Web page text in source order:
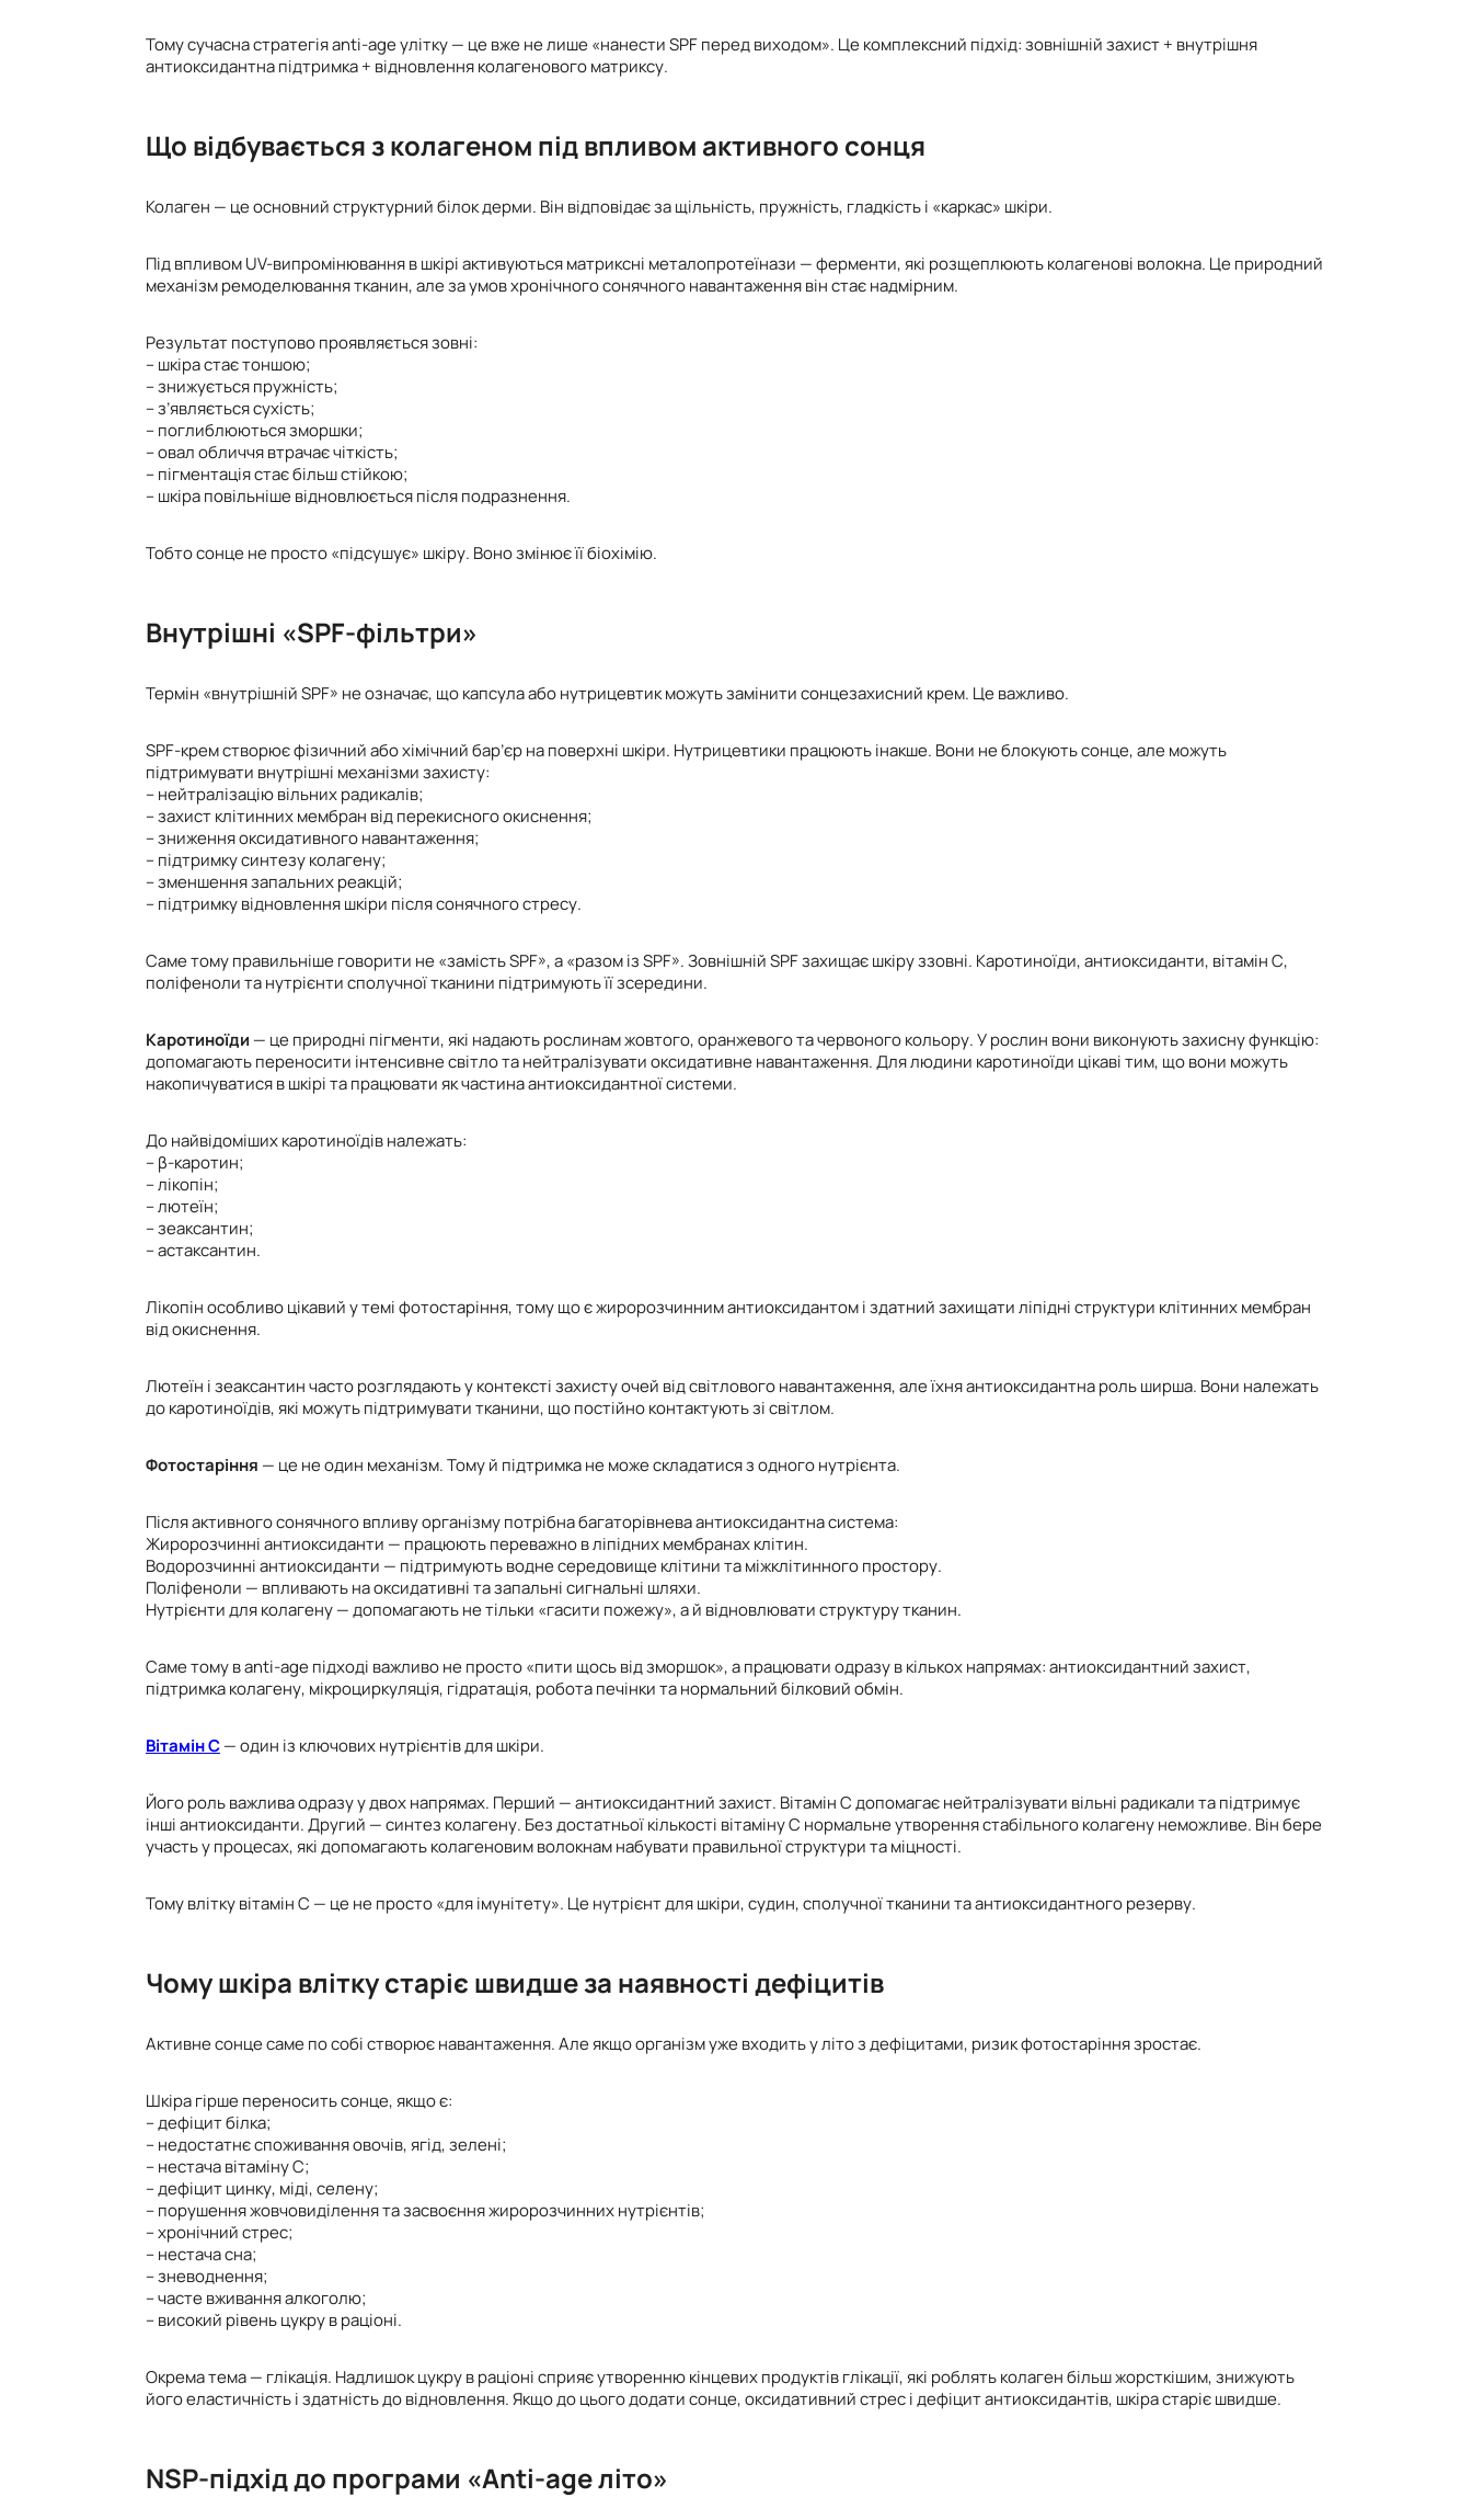
Тому сучасна стратегія anti-age улітку — це вже не лише «нанести SPF перед виходом». Це комплексний підхід: зовнішній захист + внутрішня
антиоксидантна підтримка + відновлення колагенового матриксу.
Що відбувається з колагеном під впливом активного сонця
Колаген — це основний структурний білок дерми. Він відповідає за щільність, пружність, гладкість і «каркас» шкіри.
Під впливом UV-випромінювання в шкірі активуються матриксні металопротеїнази — ферменти, які розщеплюють колагенові волокна. Це природний
механізм ремоделювання тканин, але за умов хронічного сонячного навантаження він стає надмірним.
Результат поступово проявляється зовні:
– шкіра стає тоншою;
– знижується пружність;
– з’являється сухість;
– поглиблюються зморшки;
– овал обличчя втрачає чіткість;
– пігментація стає більш стійкою;
– шкіра повільніше відновлюється після подразнення.
Тобто сонце не просто «підсушує» шкіру. Воно змінює її біохімію.
Внутрішні «SPF-фільтри»
Термін «внутрішній SPF» не означає, що капсула або нутрицевтик можуть замінити сонцезахисний крем. Це важливо.
SPF-крем створює фізичний або хімічний бар’єр на поверхні шкіри. Нутрицевтики працюють інакше. Вони не блокують сонце, але можуть
підтримувати внутрішні механізми захисту:
– нейтралізацію вільних радикалів;
– захист клітинних мембран від перекисного окиснення;
– зниження оксидативного навантаження;
– підтримку синтезу колагену;
– зменшення запальних реакцій;
– підтримку відновлення шкіри після сонячного стресу.
Саме тому правильніше говорити не «замість SPF», а «разом із SPF». Зовнішній SPF захищає шкіру ззовні. Каротиноїди, антиоксиданти, вітамін С,
поліфеноли та нутрієнти сполучної тканини підтримують її зсередини.
Каротиноїди — це природні пігменти, які надають рослинам жовтого, оранжевого та червоного кольору. У рослин вони виконують захисну функцію:
допомагають переносити інтенсивне світло та нейтралізувати оксидативне навантаження. Для людини каротиноїди цікаві тим, що вони можуть
накопичуватися в шкірі та працювати як частина антиоксидантної системи.
До найвідоміших каротиноїдів належать:
– β-каротин;
– лікопін;
– лютеїн;
– зеаксантин;
– астаксантин.
Лікопін особливо цікавий у темі фотостаріння, тому що є жиророзчинним антиоксидантом і здатний захищати ліпідні структури клітинних мембран
від окиснення.
Лютеїн і зеаксантин часто розглядають у контексті захисту очей від світлового навантаження, але їхня антиоксидантна роль ширша. Вони належать
до каротиноїдів, які можуть підтримувати тканини, що постійно контактують зі світлом.
Фотостаріння — це не один механізм. Тому й підтримка не може складатися з одного нутрієнта.
Після активного сонячного впливу організму потрібна багаторівнева антиоксидантна система:
Жиророзчинні антиоксиданти — працюють переважно в ліпідних мембранах клітин.
Водорозчинні антиоксиданти — підтримують водне середовище клітини та міжклітинного простору.
Поліфеноли — впливають на оксидативні та запальні сигнальні шляхи.
Нутрієнти для колагену — допомагають не тільки «гасити пожежу», а й відновлювати структуру тканин.
Саме тому в anti-age підході важливо не просто «пити щось від зморшок», а працювати одразу в кількох напрямах: антиоксидантний захист,
підтримка колагену, мікроциркуляція, гідратація, робота печінки та нормальний білковий обмін.
Вітамін С— один із ключових нутрієнтів для шкіри.
Його роль важлива одразу у двох напрямах. Перший — антиоксидантний захист. Вітамін С допомагає нейтралізувати вільні радикали та підтримує
інші антиоксиданти. Другий — синтез колагену. Без достатньої кількості вітаміну С нормальне утворення стабільного колагену неможливе. Він бере
участь у процесах, які допомагають колагеновим волокнам набувати правильної структури та міцності.
Тому влітку вітамін С — це не просто «для імунітету». Це нутрієнт для шкіри, судин, сполучної тканини та антиоксидантного резерву.
Чому шкіра влітку старіє швидше за наявності дефіцитів
Активне сонце саме по собі створює навантаження. Але якщо організм уже входить у літо з дефіцитами, ризик фотостаріння зростає.
Шкіра гірше переносить сонце, якщо є:
– дефіцит білка;
– недостатнє споживання овочів, ягід, зелені;
– нестача вітаміну С;
– дефіцит цинку, міді, селену;
– порушення жовчовиділення та засвоєння жиророзчинних нутрієнтів;
– хронічний стрес;
– нестача сна;
– зневоднення;
– часте вживання алкоголю;
– високий рівень цукру в раціоні.
Окрема тема — глікація. Надлишок цукру в раціоні сприяє утворенню кінцевих продуктів глікації, які роблять колаген більш жорсткішим, знижують
його еластичність і здатність до відновлення. Якщо до цього додати сонце, оксидативний стрес і дефіцит антиоксидантів, шкіра старіє швидше.
NSP-підхід до програми «Anti-age літо»